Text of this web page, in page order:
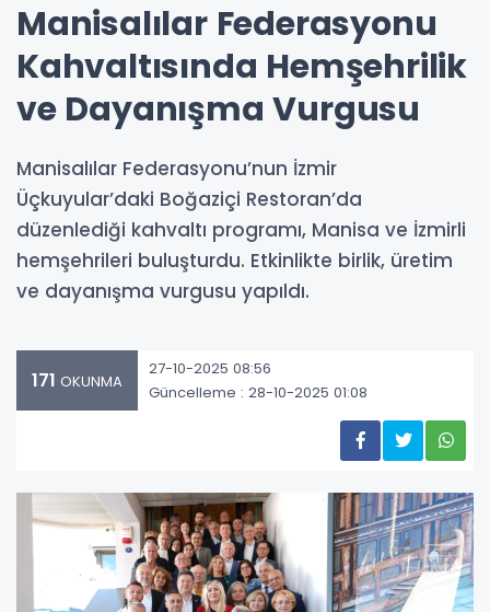
Manisalılar Federasyonu
Kahvaltısında Hemşehrilik
ve Dayanışma Vurgusu
Manisalılar Federasyonu’nun İzmir
Üçkuyular’daki Boğaziçi Restoran’da
düzenlediği kahvaltı programı, Manisa ve İzmirli
hemşehrileri buluşturdu. Etkinlikte birlik, üretim
ve dayanışma vurgusu yapıldı.
171 OKUNMA
27-10-2025 08:56
Güncelleme : 28-10-2025 01:08